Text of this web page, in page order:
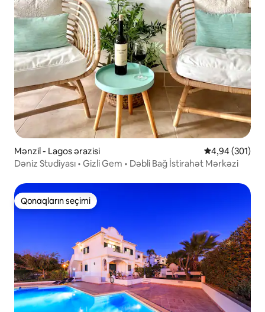
Mənzil - Lagos ərazisi Ortalama
4,94 (301)
Dəniz Studiyası • Gizli Gem • Dəbli Bağ İstirahət Mərkəzi
Qonaqların seçimi
Qonaqların seçimi